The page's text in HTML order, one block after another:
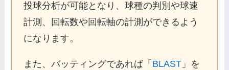
投球分析が可能となり、球種の判別や球速
計測、回転数や回転軸の計測ができるよう
になります。
また、バッティングであれば「 BLAST」を